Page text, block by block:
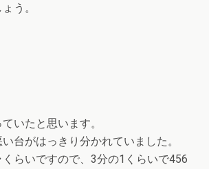
う。
いたと思います。
台がはっきり分かれていました。
らいですので、3分の1くらいで456